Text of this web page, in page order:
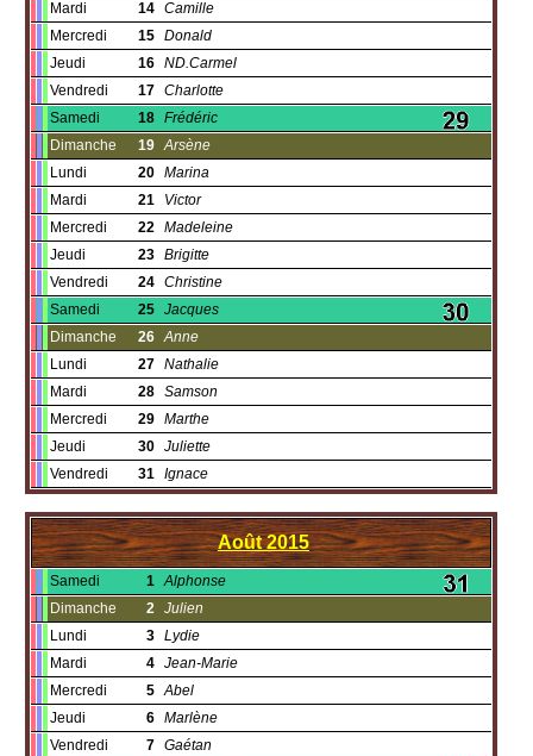
Mardi
14 Camille
Mercredi
15 Donald
Jeudi
16 ND.Carmel
Vendredi
17 Charlotte
Samedi
18 Frédéric
Dimanche
19 Arsène
Lundi
20 Marina
Mardi
21
Victor
Mercredi
22 Madeleine
Jeudi
23 Brigitte
Vendredi
24 Christine
Samedi
25 Jacques
Dimanche
26 Anne
Lundi
27 Nathalie
Mardi
28 Samson
Mercredi
29 Marthe
Jeudi
30 Juliette
Vendredi
31 Ignace
Août 2015
Samedi 1 Alphonse
Dimanche
2 Julien
Lundi
3 Lydie
Mardi
4 Jean-Marie
Mercredi
5 Abel
Jeudi
6 Marlène
Vendredi
7 Gaétan